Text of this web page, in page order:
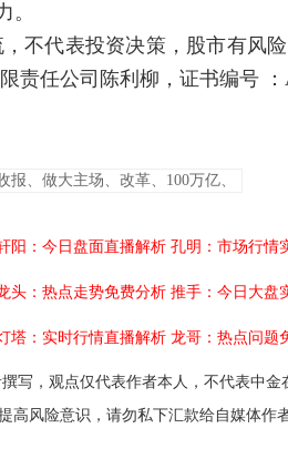
代表投资决策，股市有风
责任公司陈利柳，证书编号 ：
报、做大主场、改革、100万亿、
阳：今日盘面直播解析 孔明：市场行情
头：热点走势免费分析 推手：今日大盘
塔：实时行情直播解析 龙哥：热点问题
写，观点仅代表作者本人，不代表中
高风险意识，请勿私下汇款给自媒体作